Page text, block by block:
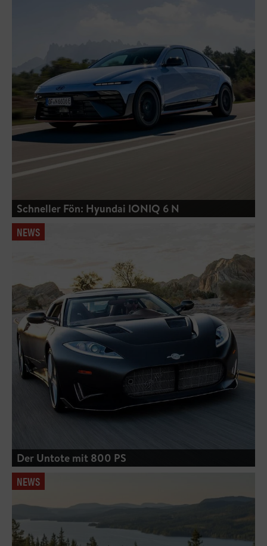
Schneller Fön: Hyundai IONIQ 6 N
NEWS
Der Untote mit 800 PS
NEWS